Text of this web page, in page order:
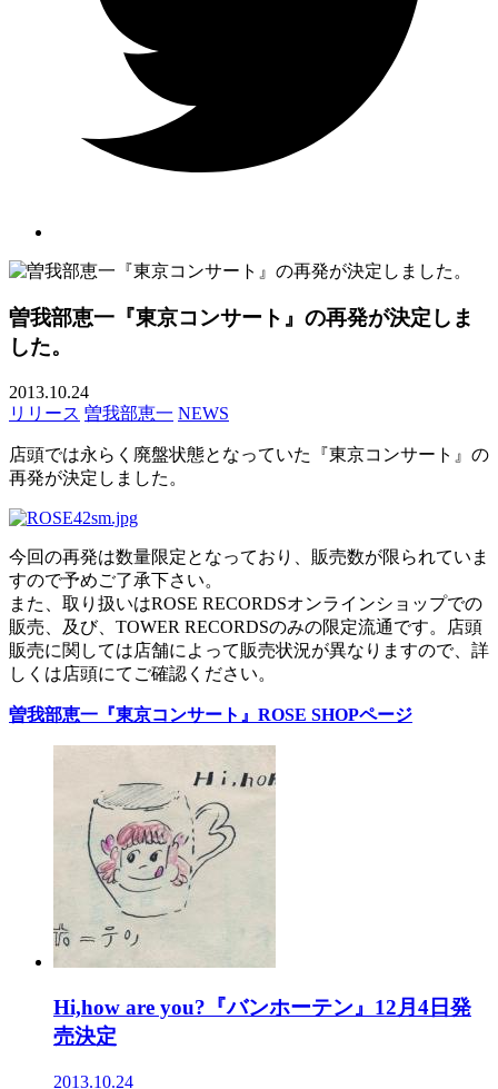
曽我部恵一『東京コンサート』の再発が決定しま
した。
2013.10.24
リリース 曽我部恵一 NEWS
店頭では永らく廃盤状態となっていた『東京コンサート』の
再発が決定しました。
今回の再発は数量限定となっており、販売数が限られていま
すので予めご了承下さい。
また、取り扱いはROSE RECORDSオンラインショップでの
販売、及び、TOWER RECORDSのみの限定流通です。店頭
販売に関しては店舗によって販売状況が異なりますので、詳
しくは店頭にてご確認ください。
曽我部恵一『東京コンサート』ROSE SHOPページ
Hi,how are you?『バンホーテン』12月4日発
売決定
2013.10.24